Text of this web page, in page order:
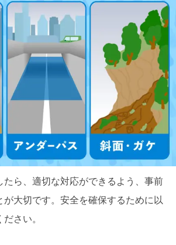
たら、適切な対応ができるよう、事前
が大切です。安全を確保するために以
さい。